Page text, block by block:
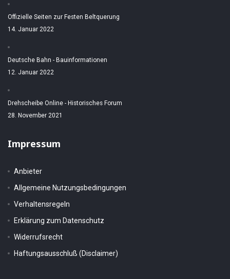
Offizielle Seiten zur Festen Beltquerung
14. Januar 2022
Deutsche Bahn - Bauinformationen
12. Januar 2022
Drehscheibe Online - Historisches Forum
28. November 2021
Impressum
Anbieter
Allgemeine Nutzungsbedingungen
Verhaltensregeln
Erklärung zum Datenschutz
Widerrufsrecht
Haftungsausschluß (Disclaimer)